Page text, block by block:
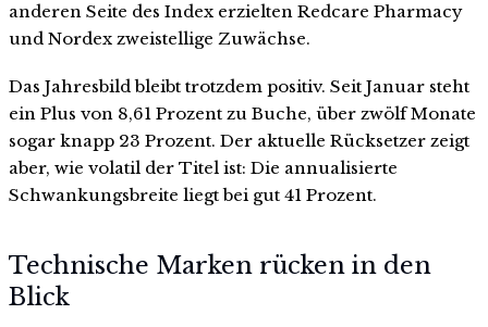
anderen Seite des Index erzielten Redcare Pharmacy
und Nordex zweistellige Zuwächse.
Das Jahresbild bleibt trotzdem positiv. Seit Januar steht
ein Plus von 8,61 Prozent zu Buche, über zwölf Monate
sogar knapp 23 Prozent. Der aktuelle Rücksetzer zeigt
aber, wie volatil der Titel ist: Die annualisierte
Schwankungsbreite liegt bei gut 41 Prozent.
Technische Marken rücken in den
Blick